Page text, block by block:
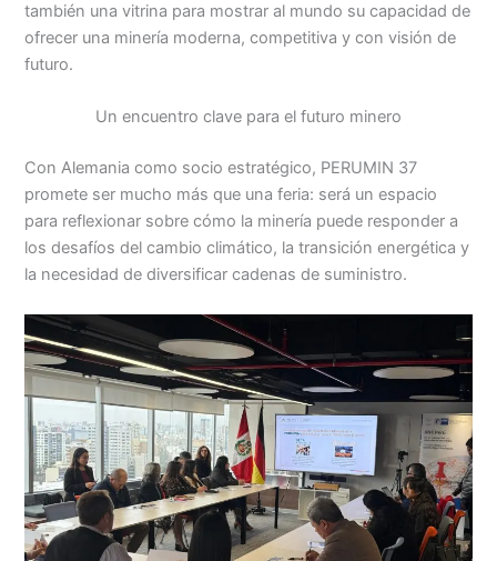
también una vitrina para mostrar al mundo su capacidad de
ofrecer una minería moderna, competitiva y con visión de
futuro.
Un encuentro clave para el futuro minero
Con Alemania como socio estratégico, PERUMIN 37
promete ser mucho más que una feria: será un espacio
para reflexionar sobre cómo la minería puede responder a
los desafíos del cambio climático, la transición energética y
la necesidad de diversificar cadenas de suministro.